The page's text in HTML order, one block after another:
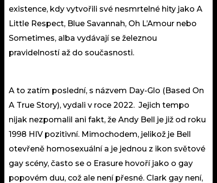
existence, kdy vytvořili své nesmrtelné hity jako A
Little Respect, Blue Savannah, Oh L’Amour nebo
Sometimes, alba vydávají se železnou
pravidelností až do současnosti.
A to zatím poslední, s názvem Day-Glo (Based On
A True Story), vydali v roce 2022. Jejich tempo
nijak nezpomalil ani fakt, že Andy Bell je již od roku
1998 HIV pozitivní. Mimochodem, jelikož je Bell
otevřeně homosexuální a je jednou z ikon světové
gay scény, často se o Erasure hovoří jako o gay
popovém duu, což ale není přesné. Clark gay není,